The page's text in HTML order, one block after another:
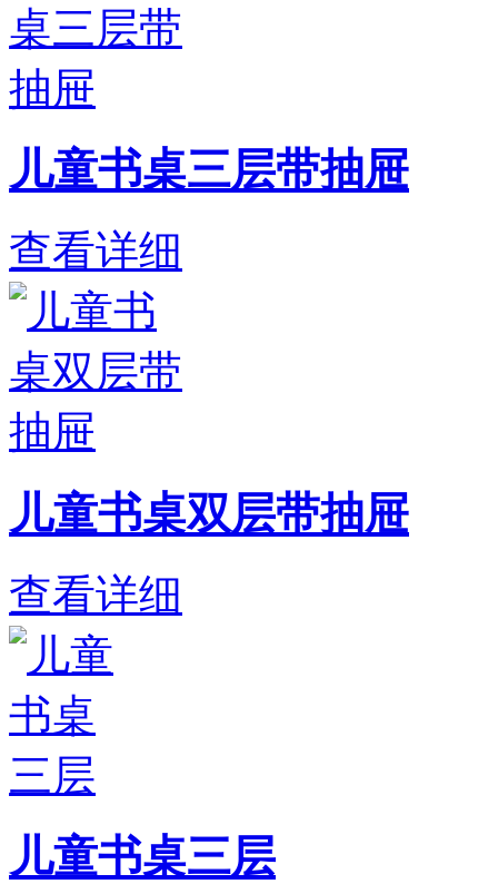
儿童书桌三层带抽屉
查看详细
儿童书桌双层带抽屉
查看详细
儿童书桌三层